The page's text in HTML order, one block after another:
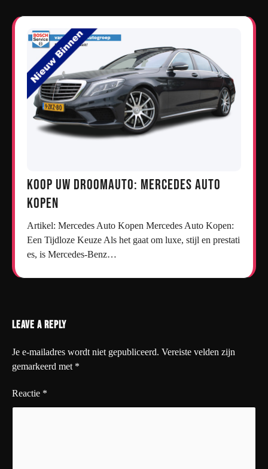
Koop uw droomauto: Mercedes auto
kopen
Artikel: Mercedes Auto Kopen Mercedes Auto Kopen:
Een Tijdloze Keuze Als het gaat om luxe, stijl en prestati
es, is Mercedes-Benz…
Leave a Reply
Je e-mailadres wordt niet gepubliceerd. Vereiste velden zijn
gemarkeerd met *
Reactie *